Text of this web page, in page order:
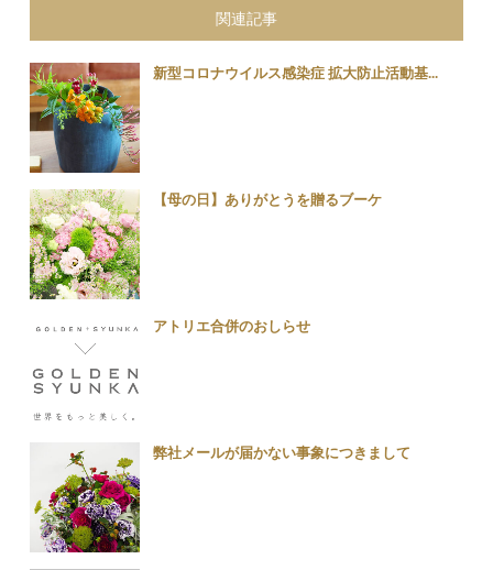
関連記事
新型コロナウイルス感染症 拡大防止活動基...
【母の日】ありがとうを贈るブーケ
アトリエ合併のおしらせ
弊社メールが届かない事象につきまして